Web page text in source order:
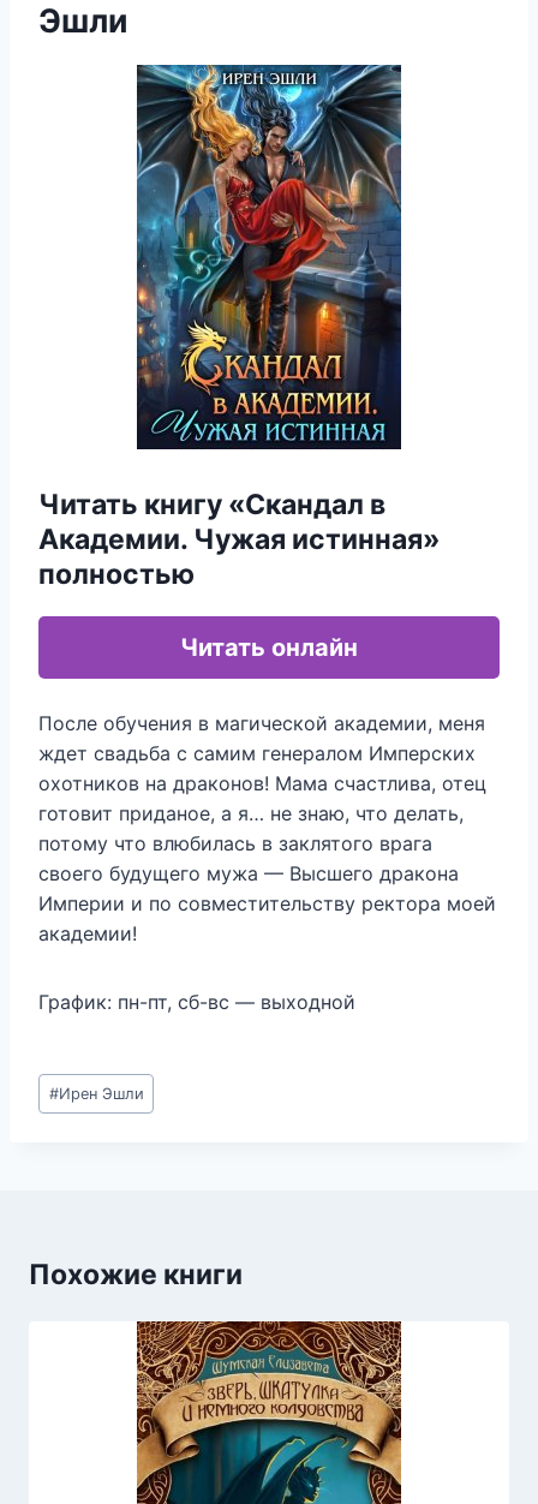
Эшли
Читать книгу «Скандал в
Академии. Чужая истинная»
полностью
Читать онлайн
После обучения в магической академии, меня
ждет свадьба с самим генералом Имперских
охотников на драконов! Мама счастлива, отец
готовит приданое, а я… не знаю, что делать,
потому что влюбилась в заклятого врага
своего будущего мужа — Высшего дракона
Империи и по совместительству ректора моей
академии!
График: пн-пт, сб-вс — выходной
Метки
записи:
#Ирен Эшли
Похожие книги